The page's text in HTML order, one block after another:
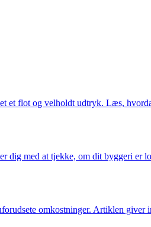
flot og velholdt udtryk. Læs,
dig med at tjekke, om dit byggeri
omkostninger. Artiklen giver